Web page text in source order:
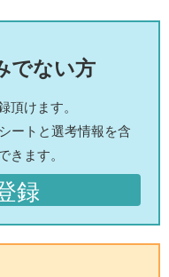
でない方
頂けます。
ートと選考情報を含
きます。
録